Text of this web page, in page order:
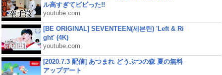
ル高すぎてビビった!!
youtube.com
[BE ORIGINAL] SEVENTEEN(세븐틴) 'Left & Ri
ght' (4K)
youtube.com
[2020.7.3 配信] あつまれ どうぶつの森 夏の無料
アップデート